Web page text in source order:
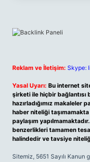
Reklam ve İletişim: Skype:
Yasal Uyarı: Bu internet
şirketi ile hiçbir bağlantısı
hazırladığımız makaleler
haber niteliği
paylaşım
benzerlikleri tamamen
halindedir ve tavsiye
Sitemiz, 5651 Sayılı